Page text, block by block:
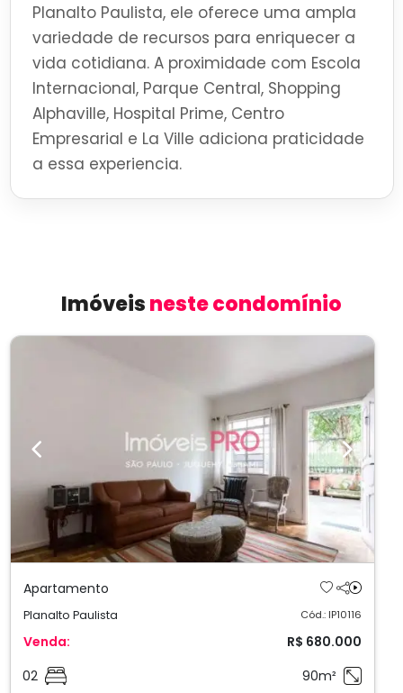
Planalto Paulista, ele oferece uma ampla
variedade de recursos para enriquecer a
vida cotidiana. A proximidade com Escola
Internacional, Parque Central, Shopping
Alphaville, Hospital Prime, Centro
Empresarial e La Ville adiciona praticidade
a essa experiencia.
Imóveisneste condomínio
Previous Next
Apartamento
Planalto Paulista Cód.: IP10116
Venda:
R$ 680.000
02
90m²